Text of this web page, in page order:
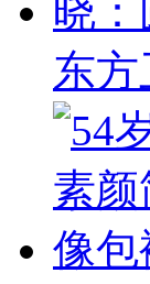
东